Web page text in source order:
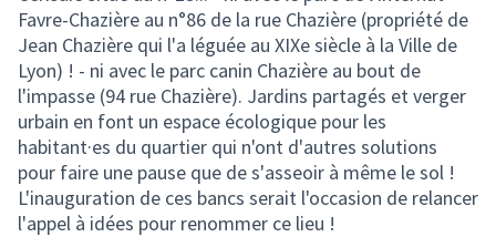
Favre-Chazière au n°86 de la rue Chazière (propriété de
Jean Chazière qui l'a léguée au XIXe siècle à la Ville de
Lyon) ! - ni avec le parc canin Chazière au bout de
l'impasse (94 rue Chazière). Jardins partagés et verger
urbain en font un espace écologique pour les
habitant·es du quartier qui n'ont d'autres solutions
pour faire une pause que de s'asseoir à même le sol !
L'inauguration de ces bancs serait l'occasion de relancer
l'appel à idées pour renommer ce lieu !